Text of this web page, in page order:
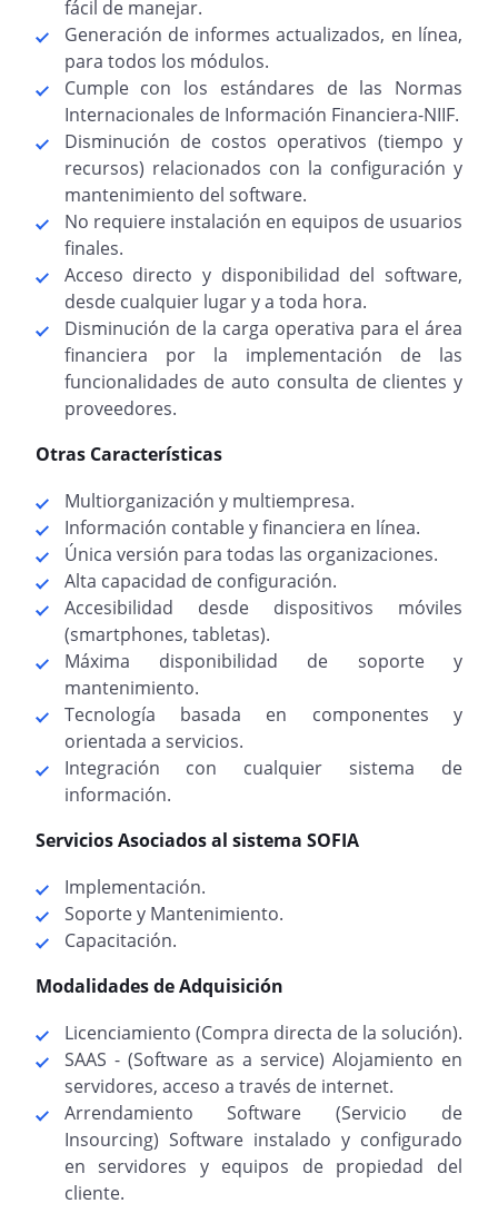
fácil de manejar.
Generación de informes actualizados, en línea,
para todos los módulos.
Cumple con los estándares de las Normas
Internacionales de Información Financiera-NIIF.
Disminución de costos operativos (tiempo y
recursos) relacionados con la configuración y
mantenimiento del software.
No requiere instalación en equipos de usuarios
finales.
Acceso directo y disponibilidad del software,
desde cualquier lugar y a toda hora.
Disminución de la carga operativa para el área
financiera por la implementación de las
funcionalidades de auto consulta de clientes y
proveedores.
Otras Características
Multiorganización y multiempresa.
Información contable y financiera en línea.
Única versión para todas las organizaciones.
Alta capacidad de configuración.
Accesibilidad desde dispositivos móviles
(smartphones, tabletas).
Máxima disponibilidad de soporte y
mantenimiento.
Tecnología basada en componentes y
orientada a servicios.
Integración con cualquier sistema de
información.
Servicios Asociados al sistema SOFIA
Implementación.
Soporte y Mantenimiento.
Capacitación.
Modalidades de Adquisición
Licenciamiento (Compra directa de la solución).
SAAS - (Software as a service) Alojamiento en
servidores, acceso a través de internet.
Arrendamiento Software (Servicio de
Insourcing) Software instalado y configurado
en servidores y equipos de propiedad del
cliente.